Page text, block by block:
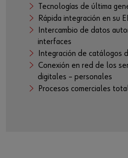
Tecnologías de última
Rápida integración en su
Intercambio de datos
interfaces
Integración de catálogos
Conexión en red de los
digitales – personales
Procesos comerciales